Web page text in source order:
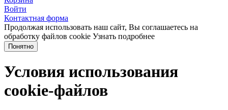
Войти
Контактная форма
Продолжая использовать наш сайт, Вы соглашаетесь на
обработку файлов cookie Узнать подробнее
Понятно
Условия использования
cookie-файлов